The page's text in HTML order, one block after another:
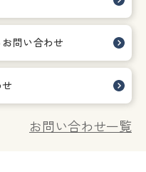
お問い合わせ
お問い合わせ一覧